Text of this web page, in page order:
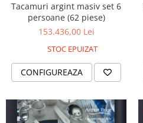
HIBISCUS
SWAN
FLORENTINE TURQUOISE
ANTHEMION GREY
ORCHARD
CREATURES OF CURIOSITY
JARDIN
RENAISSANCE RED
Tacamuri argint masiv set 6
persoane (62 piese)
153.436,00 Lei
STOC EPUIZAT
CONFIGUREAZA